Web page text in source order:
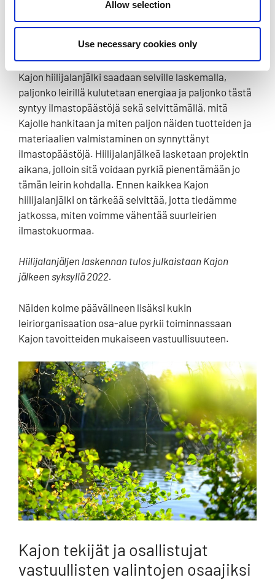
Allow selection
Use necessary cookies only
Ilmastovaikutuksista puhutaan usein hiilijalanjälkenä.
Hiilijalanjälki tarkoittaa siis sitä, minkä verran
esimerkiksi tuote tai tapahtuma kuormittaa ilmastoa.
Kajon hiilijalanjälki saadaan selville laskemalla,
paljonko leirillä kulutetaan energiaa ja paljonko tästä
syntyy ilmastopäästöjä sekä selvittämällä, mitä
Kajolle hankitaan ja miten paljon näiden tuotteiden ja
materiaalien valmistaminen on synnyttänyt
ilmastopäästöjä. Hiilijalanjälkeä lasketaan projektin
aikana, jolloin sitä voidaan pyrkiä pienentämään jo
tämän leirin kohdalla. Ennen kaikkea Kajon
hiilijalanjälki on tärkeää selvittää, jotta tiedämme
jatkossa, miten voimme vähentää suurleirien
ilmastokuormaa.
Hiilijalanjäljen laskennan tulos julkaistaan Kajon
jälkeen syksyllä 2022.
Näiden kolme päävälineen lisäksi kukin
leiriorganisaation osa-alue pyrkii toiminnassaan
Kajon tavoitteiden mukaiseen vastuullisuuteen.
Kajon tekijät ja osallistujat
vastuullisten valintojen osaajiksi